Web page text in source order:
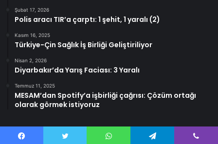
Şubat 17, 2026
Polis aracı TIR’a çarptı: 1 şehit, 1 yaralı (2)
Kasım 16, 2025
Türkiye-Çin Sağlık İş Birliği Geliştiriliyor
Nisan 2, 2026
Diyarbakır’da Yarış Faciası: 3 Yaralı
Temmuz 11, 2025
MESAM’dan Spotify’a işbirliği çağrısı: Çözüm ortağı
olarak görmek istiyoruz